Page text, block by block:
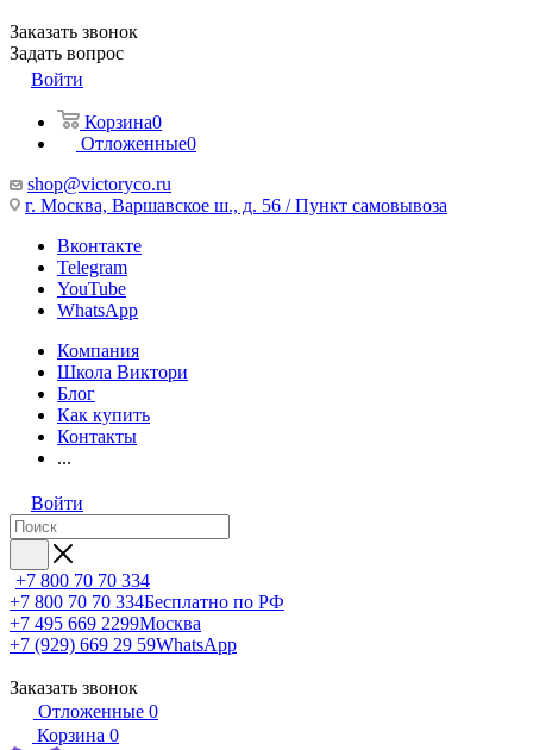
Заказать звонок
Задать вопрос
Войти
Корзина0
Отложенные0
shop@victoryco.ru
г. Москва, Варшавское ш., д. 56 / Пункт самовывоза
Вконтакте
Telegram
YouTube
WhatsApp
Компания
Школа Виктори
Блог
Как купить
Контакты
...
Войти
+7 800 70 70 334
+7 800 70 70 334Бесплатно по РФ
+7 495 669 2299Москва
+7 (929) 669 29 59WhatsApp
Заказать звонок
Отложенные 0
Корзина 0